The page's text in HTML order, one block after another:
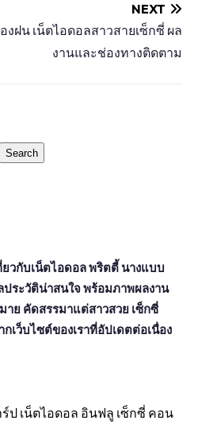
NEXT
งฝน เน็ตไอดอลสาวสายเซ็กซี่ ผล
งานและช่องทางติดตาม
Search
วกับเน็ตไอดอล พริตตี้ นางแบบ
ระวัติน่าสนใจ พร้อมภาพผลงาน
าย คัดสรรมาแต่สาวสวย เซ็กซี่
ว็บไซต์ของเราที่อัปเดตต่อเนื่อง
ป เน็ตไอดอล อินฟลู เซ็กซี่ คอน